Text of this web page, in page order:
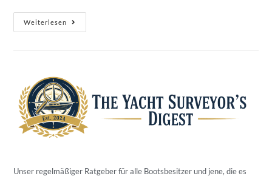
Weiterlesen
Unser regelmäßiger Ratgeber für alle Bootsbesitzer und jene, die es